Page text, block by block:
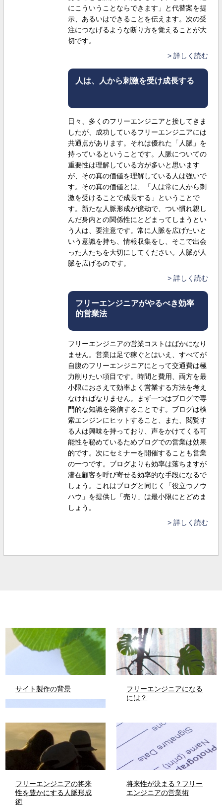
にこういうことならできます」と代替案を提
示、あるいはできることを伝えます。次の受
注につなげるような断り方を覚えることが大
切です。
詳しく読む
人は、人から刺激を受け成長する
日々、多くのフリーエンジニアと接してきま
したが、成功しているフリーエンジニアには
共通点があります。それは優れた「人脈」を
持っているということです。人脈についての
重要性は理解している方が多いと思います
が、その真の価値を理解している人は強いで
す。その真の価値とは、「人は常に人から刺
激を受けることで成長する」ということで
す。新たな人脈形成が億劫で、つい慣れ親し
んだ身内との関係性にとどまってしまうとい
う人は、要注意です。常に人脈を広げたいと
いう意識を持ち、情報収集をし、そこで出会
った人たちを大切にしてください。人脈が人
脈を広げるのです。
詳しく読む
フリーエンジニアがやるべき効率
的営業法
フリーエンジニアの営業コストはばかになり
ません。営業は足で稼ぐとはいえ、すべてが
自腹のフリーエンジニアにとって交通費は極
力削りたい項目です。時間と費用、両方を最
小限におさえて効率よく営業する方法を考え
なければなりません。まず一つはブログで専
門的な知識を発信することです。ブログは検
索エンジンにヒットすること、また、閲覧す
る人は興味を持っており、声をかけてくる可
能性を秘めているためブログでの営業は効果
的です。次にセミナーを開催することも営業
の一つです。ブログよりも効率は落ちますが
潜在顧客を呼び寄せる効率的な手段になるで
しょう。これはブログと同じく「役立つノウ
ハウ」を提供し「売り」は最小限にとどめま
しょう。
詳しく読む
サイト製作の背景
フリーエンジニアになる
には？
フリーエンジニアの将来
性を豊かにする人脈形成
術
将来性が決まる？フリー
エンジニアの営業術